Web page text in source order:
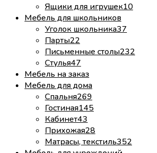
Ящики для игрушек10
Мебель для школьников
Уголок школьника37
Парты22
Письменные столы232
Стулья47
Мебель на заказ
Мебель для дома
Спальня269
Гостиная145
Кабинет43
Прихожая28
Матрасы, текстиль352